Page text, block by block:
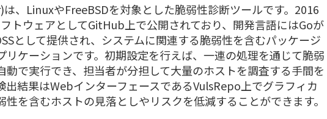
、LinuxやFreeBSDを対象とした脆弱性診断ツールです。2016
トウェアとしてGitHub上で公開されており、開発言語にはGoが
として提供され、システムに関連する脆弱性を含むパッケージ
リケーションです。初期設定を行えば、一連の処理を通じて脆弱
で実行でき、担当者が分担して大量のホストを調査する手間を
出結果はWebインターフェースであるVulsRepo上でグラフィカ
を含むホストの見落としやリスクを低減することができます。